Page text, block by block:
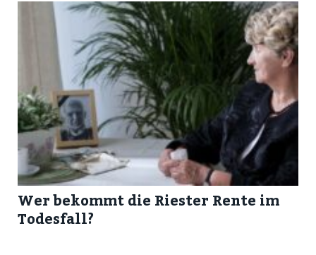
Wer bekommt die Riester Rente im
Todesfall?